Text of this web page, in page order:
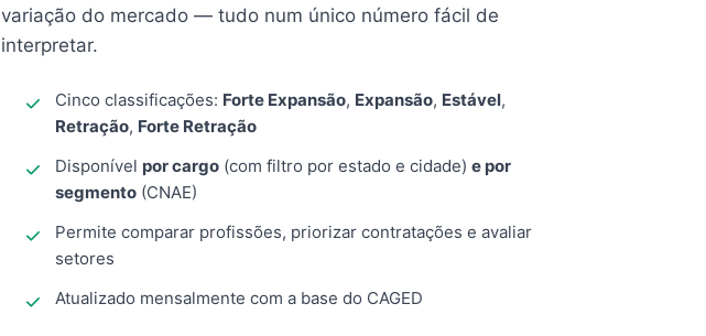
variação do mercado — tudo num único número fácil de
interpretar.
Cinco classificações: Forte Expansão, Expansão, Estável,
Retração, Forte Retração
Disponível por cargo (com filtro por estado e cidade) e por
segmento (CNAE)
Permite comparar profissões, priorizar contratações e avaliar
setores
Atualizado mensalmente com a base do CAGED